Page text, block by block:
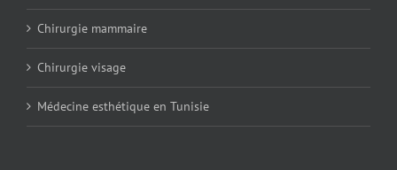
Chirurgie mammaire
Chirurgie visage
Médecine esthétique en Tunisie